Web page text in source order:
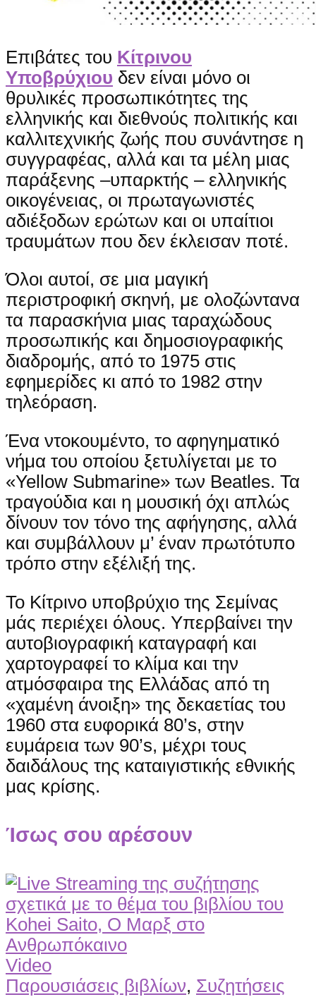
Επιβάτες του Κίτρινου
Υποβρύχιου δεν είναι μόνο οι
θρυλικές προσωπικότητες της
ελληνικής και διεθνούς πολιτικής και
καλλιτεχνικής ζωής που συνάντησε η
συγγραφέας, αλλά και τα μέλη μιας
παράξενης –υπαρκτής – ελληνικής
οικογένειας, οι πρωταγωνιστές
αδιέξοδων ερώτων και οι υπαίτιοι
τραυμάτων που δεν έκλεισαν ποτέ.
Όλοι αυτοί, σε μια μαγική
περιστροφική σκηνή, με ολοζώντανα
τα παρασκήνια μιας ταραχώδους
προσωπικής και δημοσιογραφικής
διαδρομής, από το 1975 στις
εφημερίδες κι από το 1982 στην
τηλεόραση.
Ένα ντοκουμέντο, το αφηγηματικό
νήμα του οποίου ξετυλίγεται με το
«Yellow Submarine» των Beatles. Τα
τραγούδια και η μουσική όχι απλώς
δίνουν τον τόνο της αφήγησης, αλλά
και συμβάλλουν μ’ έναν πρωτότυπο
τρόπο στην εξέλιξή της.
Το Κίτρινο υποβρύχιο της Σεμίνας
μάς περιέχει όλους. Υπερβαίνει την
αυτοβιογραφική καταγραφή και
χαρτογραφεί το κλίμα και την
ατμόσφαιρα της Ελλάδας από τη
«χαμένη άνοιξη» της δεκαετίας του
1960 στα ευφορικά 80’s, στην
ευμάρεια των 90’s, μέχρι τους
δαιδάλους της καταιγιστικής εθνικής
μας κρίσης.
Ίσως σου αρέσουν
Video
Παρουσιάσεις βιβλίων, Συζητήσεις